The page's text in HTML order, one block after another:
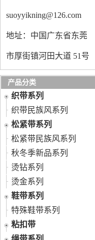
suoyyikning@126.com
地址：中国广东省东莞
市厚街镇河田大道 51号
产品分类
织带系列
织带民族风系列
松紧带系列
松紧带民族风系列
秋冬季新品系列
烫钻系列
烫金系列
鞋带系列
特殊鞋带系列
粘扣带